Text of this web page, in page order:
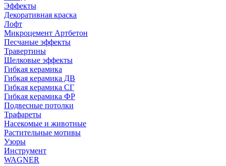
Эффекты
Декоративная краска
Лофт
Микроцемент Артбетон
Песчаные эффекты
Травертины
Шелковые эффекты
Гибкая керамика
Гибкая керамика ДВ
Гибкая керамика СГ
Гибкая керамика ФР
Подвесные потолки
Трафареты
Насекомые и животные
Растительные мотивы
Узоры
Инструмент
WAGNER